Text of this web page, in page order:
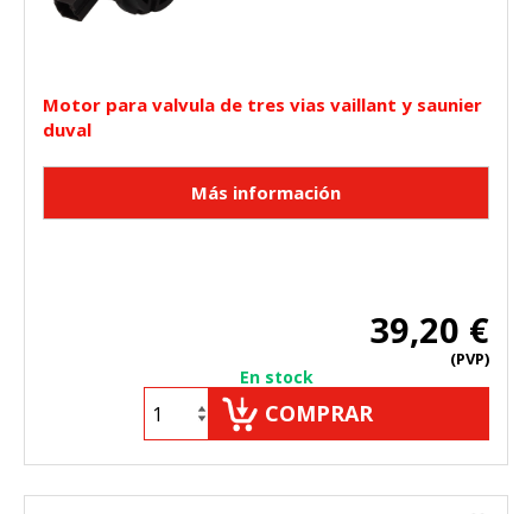
Motor para valvula de tres vias vaillant y saunier
duval
39,20 €
(PVP)
En stock
COMPRAR